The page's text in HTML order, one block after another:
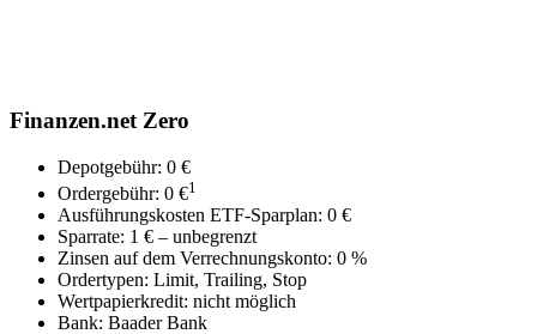
Finanzen.net Zero
Depotgebühr: 0 €
Ordergebühr: 0 €1
Ausführungskosten ETF-Sparplan: 0 €
Sparrate: 1 € – unbegrenzt
Zinsen auf dem Verrechnungskonto: 0 %
Ordertypen: Limit, Trailing, Stop
Wertpapierkredit: nicht möglich
Bank: Baader Bank